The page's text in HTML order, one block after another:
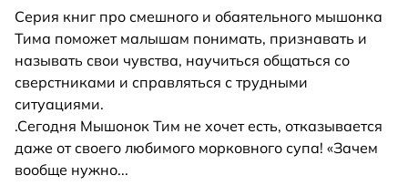
Серия книг про смешного и обаятельного мышонка
Тима поможет малышам понимать, признавать и
называть свои чувства, научиться общаться со
сверстниками и справляться с трудными
ситуациями.
.Сегодня Мышонок Тим не хочет есть, отказывается
даже от своего любимого морковного супа! «Зачем
вообще нужно...